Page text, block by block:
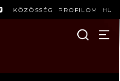
KÖZÖSSÉG PROFILOM HU